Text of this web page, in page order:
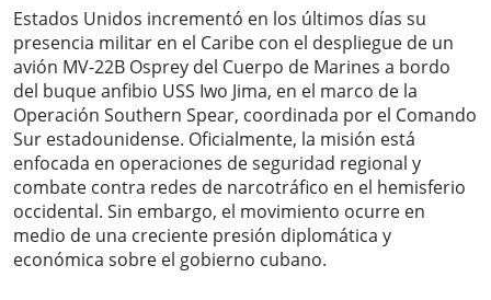
Estados Unidos incrementó en los últimos días su
presencia militar en el Caribe con el despliegue de un
avión MV-22B Osprey del Cuerpo de Marines a bordo
del buque anfibio USS Iwo Jima, en el marco de la
Operación Southern Spear, coordinada por el Comando
Sur estadounidense. Oficialmente, la misión está
enfocada en operaciones de seguridad regional y
combate contra redes de narcotráfico en el hemisferio
occidental. Sin embargo, el movimiento ocurre en
medio de una creciente presión diplomática y
económica sobre el gobierno cubano.